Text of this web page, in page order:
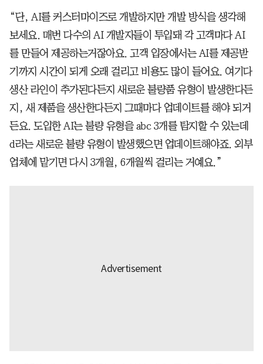
“단, AI를 커스터마이즈로 개발하지만 개발 방식을 생각해
보세요. 매번 다수의 AI 개발자들이 투입돼 각 고객마다 AI
를 만들어 제공하는거잖아요. 고객 입장에서는 AI를 제공받
기까지 시간이 되게 오래 걸리고 비용도 많이 들어요. 여기다
생산 라인이 추가된다든지 새로운 불량품 유형이 발생한다든
지, 새 제품을 생산한다든지 그때마다 업데이트를 해야 되거
든요. 도입한 AI는 불량 유형을 abc 3개를 탐지할 수 있는데
d라는 새로운 불량 유형이 발생했으면 업데이트해야죠. 외부
업체에 맡기면 다시 3개월, 6개월씩 걸리는 거예요.”